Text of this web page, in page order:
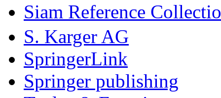
Siam Reference
S. Karger AG
SpringerLink
Springer publishing